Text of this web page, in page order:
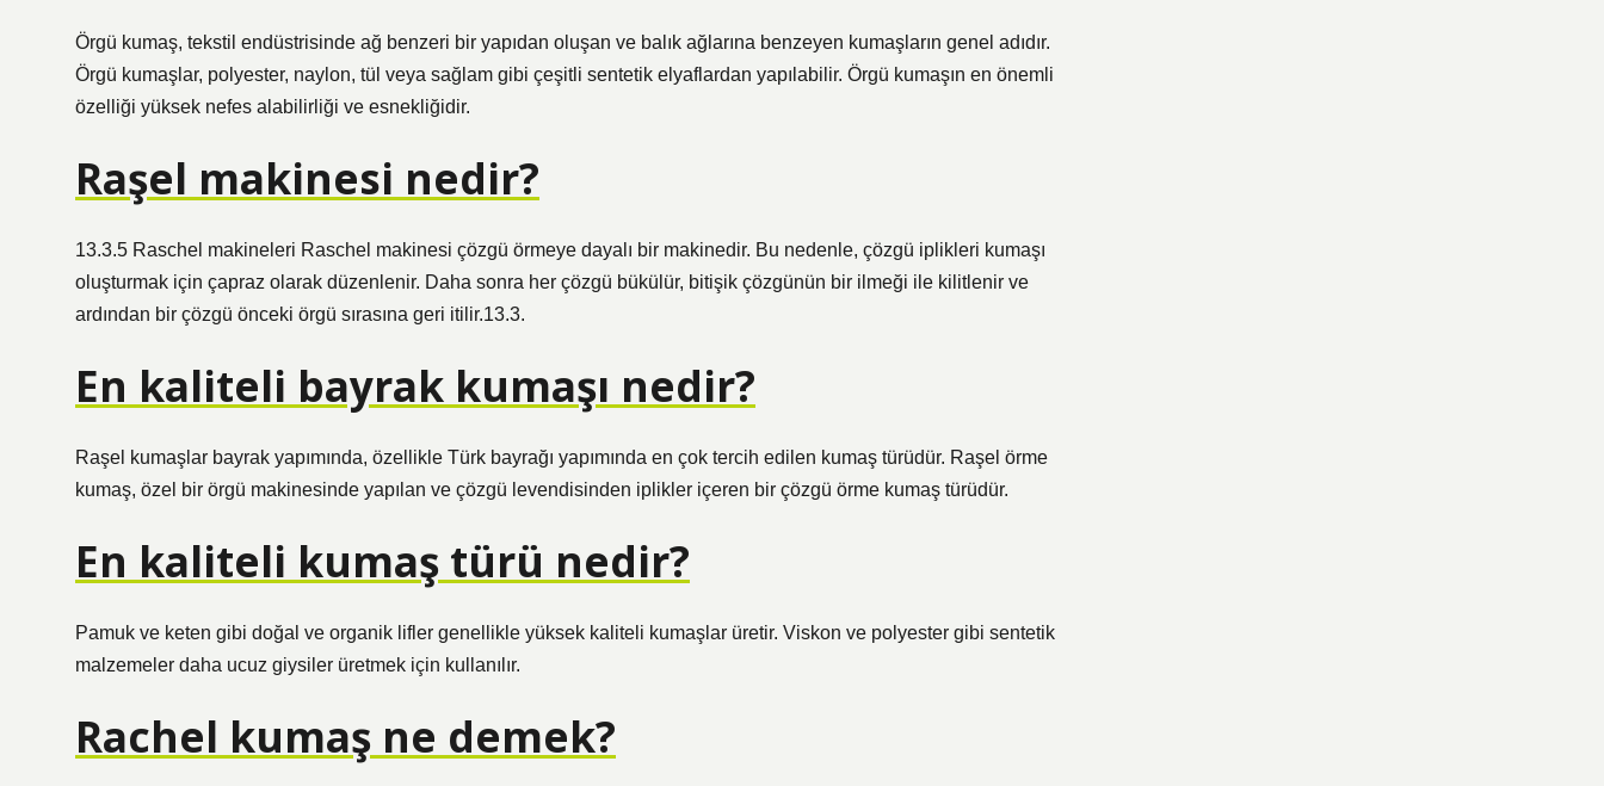
Örgü kumaş, tekstil endüstrisinde ağ benzeri bir yapıdan oluşan ve balık ağlarına benzeyen kumaşların genel adıdır.
Örgü kumaşlar, polyester, naylon, tül veya sağlam gibi çeşitli sentetik elyaflardan yapılabilir. Örgü kumaşın en önemli
özelliği yüksek nefes alabilirliği ve esnekliğidir.
Raşel makinesi nedir?
13.3.5 Raschel makineleri Raschel makinesi çözgü örmeye dayalı bir makinedir. Bu nedenle, çözgü iplikleri kumaşı
oluşturmak için çapraz olarak düzenlenir. Daha sonra her çözgü bükülür, bitişik çözgünün bir ilmeği ile kilitlenir ve
ardından bir çözgü önceki örgü sırasına geri itilir.13.3.
En kaliteli bayrak kumaşı nedir?
Raşel kumaşlar bayrak yapımında, özellikle Türk bayrağı yapımında en çok tercih edilen kumaş türüdür. Raşel örme
kumaş, özel bir örgü makinesinde yapılan ve çözgü levendisinden iplikler içeren bir çözgü örme kumaş türüdür.
En kaliteli kumaş türü nedir?
Pamuk ve keten gibi doğal ve organik lifler genellikle yüksek kaliteli kumaşlar üretir. Viskon ve polyester gibi sentetik
malzemeler daha ucuz giysiler üretmek için kullanılır.
Rachel kumaş ne demek?